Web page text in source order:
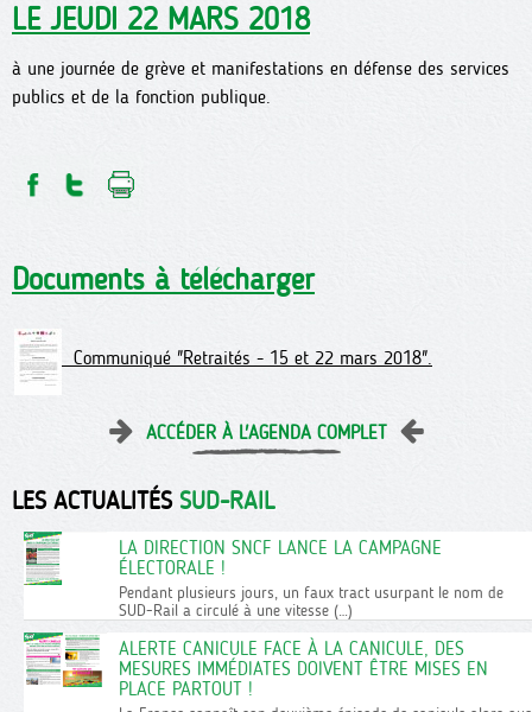
LE JEUDI 22 MARS 2018
à une journée de grève et manifestations en défense des services
publics et de la fonction publique.
Documents à télécharger
Communiqué "Retraités - 15 et 22 mars 2018".
ACCÉDER À L'AGENDA COMPLET
LES ACTUALITÉS SUD-RAIL
LA DIRECTION SNCF LANCE LA CAMPAGNE
ÉLECTORALE !
Pendant plusieurs jours, un faux tract usurpant le nom de
SUD-Rail a circulé à une vitesse (…)
ALERTE CANICULE FACE À LA CANICULE, DES
MESURES IMMÉDIATES DOIVENT ÊTRE MISES EN
PLACE PARTOUT !